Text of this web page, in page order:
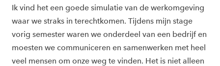
Ik vind het een goede simulatie van de werkomgeving
waar we straks in terechtkomen. Tijdens mijn stage
vorig semester waren we onderdeel van een bedrijf en
moesten we communiceren en samenwerken met heel
veel mensen om onze weg te vinden. Het is niet alleen